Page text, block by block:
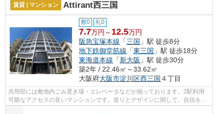
賃貸 | マンション Attirant西三国
敷0 礼0
7.7万円～ 12.5万円
阪急宝塚本線 「三国 」駅 徒歩8分
地下鉄御堂筋線 「東三国 」駅 徒歩18分
東海道本線 「新大阪 」駅 徒歩30分
築2年 / 22.46㎡～33.62㎡
大阪府大阪市淀川区西三国 ４丁目
共用部には敷地内ごみ置き場・エレベータなどが揃っております。2駅利用
可能なアクセスの良いマンションです。造りとデザインに関して、自信をも